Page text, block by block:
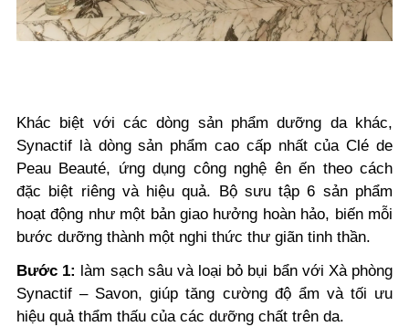
Khác biệt với các dòng sản phẩm dưỡng da khác,
Synactif là dòng sản phẩm cao cấp nhất của Clé de
Peau Beauté, ứng dụng công nghệ ên ến theo cách
đặc biệt riêng và hiệu quả. Bộ sưu tập 6 sản phẩm
hoạt động như một bản giao hưởng hoàn hảo, biến mỗi
bước dưỡng thành một nghi thức thư giãn tinh thần.
Bước 1: làm sạch sâu và loại bỏ bụi bẩn với Xà phòng
Synactif – Savon, giúp tăng cường độ ẩm và tối ưu
hiệu quả thẩm thấu của các dưỡng chất trên da.